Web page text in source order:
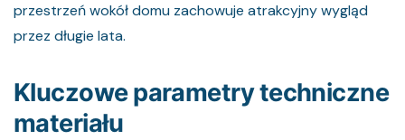
przestrzeń wokół domu zachowuje atrakcyjny wygląd
przez długie lata.
Kluczowe parametry techniczne
materiału